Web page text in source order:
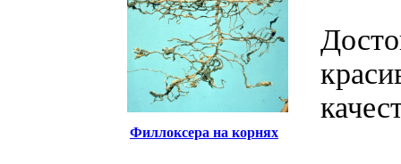
Филлоксера на корнях